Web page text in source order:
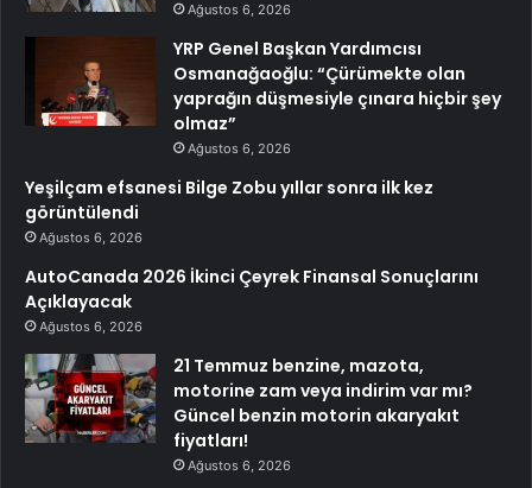
Ağustos 6, 2026
YRP Genel Başkan Yardımcısı
Osmanağaoğlu: “Çürümekte olan
yaprağın düşmesiyle çınara hiçbir şey
olmaz”
Ağustos 6, 2026
Yeşilçam efsanesi Bilge Zobu yıllar sonra ilk kez
görüntülendi
Ağustos 6, 2026
AutoCanada 2026 İkinci Çeyrek Finansal Sonuçlarını
Açıklayacak
Ağustos 6, 2026
21 Temmuz benzine, mazota,
motorine zam veya indirim var mı?
Güncel benzin motorin akaryakıt
fiyatları!
Ağustos 6, 2026